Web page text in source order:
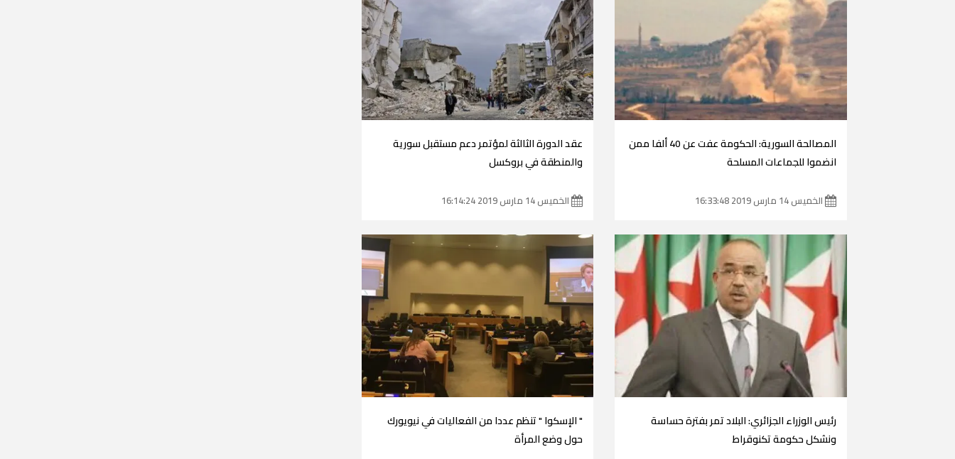
المصالحة السورية: الحكومة عفت عن 40 ألفا ممن
انضموا للجماعات المسلحة
الخميس 14 مارس 2019 16:33:48
عقد الدورة الثالثة لمؤتمر دعم مستقبل سورية
والمنطقة في بروكسل
الخميس 14 مارس 2019 16:14:24
رئيس الوزراء الجزائري: البلاد تمر بفترة حساسة
ونشكل حكومة تكنوقراط
" الإسكوا " تنظم عددا من الفعاليات في نيويورك
حول وضع المرأة